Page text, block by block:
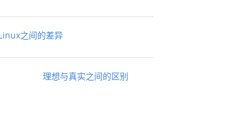
之间的差异
理想与真实之间的区别